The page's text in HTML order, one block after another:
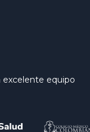
equipo